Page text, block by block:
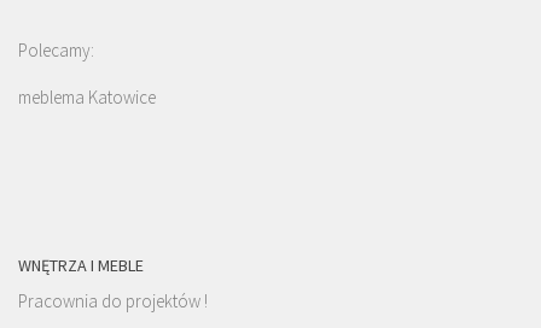
Polecamy:
meblema Katowice
WNĘTRZA I MEBLE
Pracownia do projektów !